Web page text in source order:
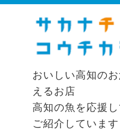
おいしい高知の
えるお店
高知の魚を応援
ご紹介しています